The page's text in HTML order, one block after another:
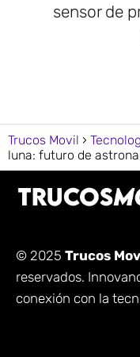
sensor de
Trucos Movil
luna: futuro de
© 2025 Trucos
reservados.
conexión con la